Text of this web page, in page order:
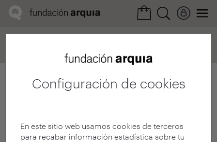
Configuración de cookies
En este sitio web usamos cookies de terceros
para recabar información estadística sobre tu